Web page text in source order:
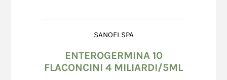
SANOFI SPA
ENTEROGERMINA 10
FLACONCINI 4 MILIARDI/5ML